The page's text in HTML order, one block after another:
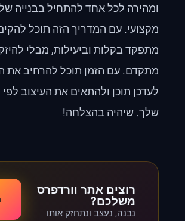
ומהירה לכל אחד להתחיל בבנייה
מקצועי. עם המדריך הזה תוכל
מתפקד בקלות וביעילות, מבלי
מתקדם. עם הזמן תוכל להרחיב את
לעדכן תוכן ולהתאים את העיצוב
שלך. שיהיה בהצלחה!
רוצים אתר וורדפרס
משלכם?
נבנה, נעצב ונתחזק אותו